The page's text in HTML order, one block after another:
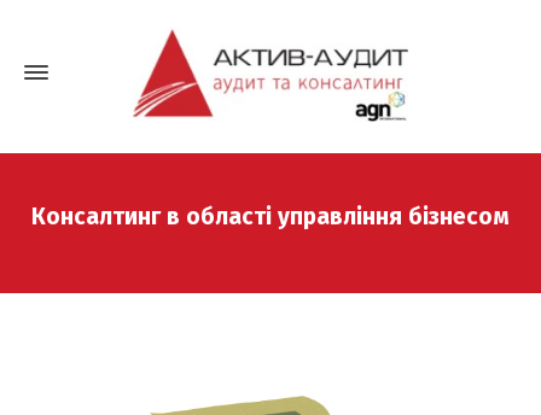
Консалтинг в області управління бізнесом